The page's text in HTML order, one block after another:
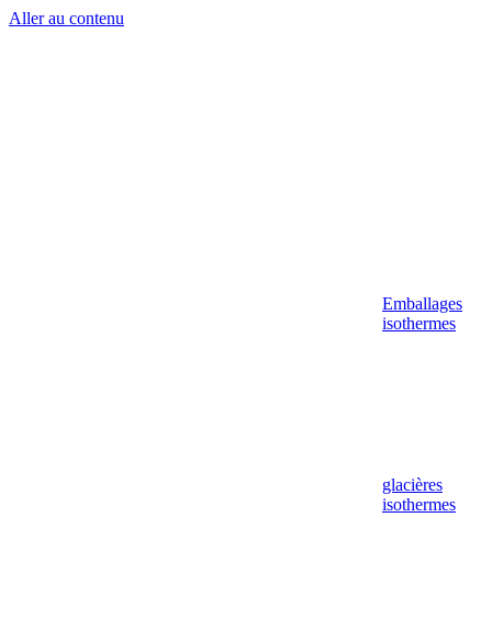
Aller au contenu
Emballages
isothermes
glacières
isothermes